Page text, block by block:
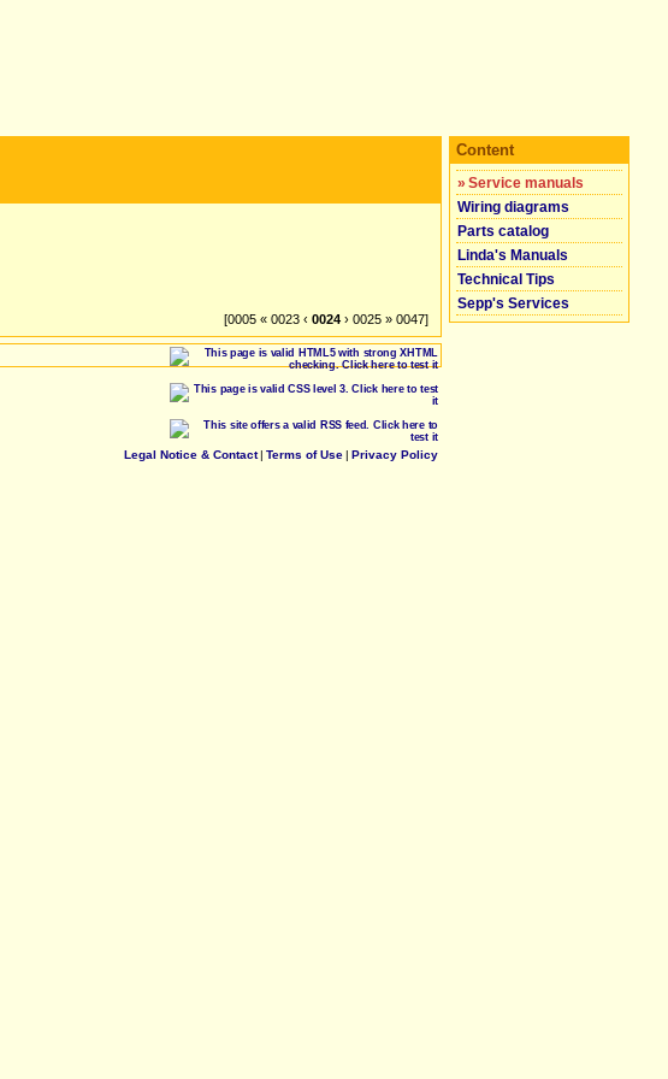
[0005 « 0023 ‹ 0024 › 0025 » 0047]
Content
» Service manuals
Wiring diagrams
Parts catalog
Linda's Manuals
Technical Tips
Sepp's Services
Legal Notice & Contact| Terms of Use| Privacy Policy